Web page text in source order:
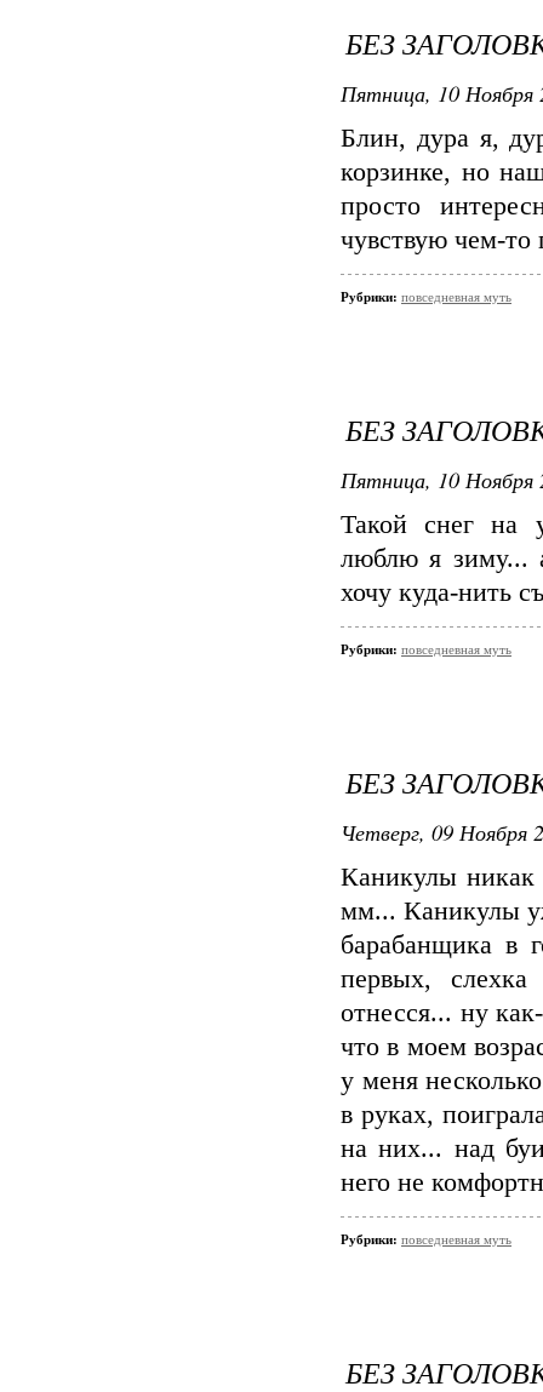
БЕЗ
Пятница, 10 Ноября
Блин, дура я,
корзинке, но
просто
чувствую чем-то
Рубрики: повседневная муть
БЕЗ
Пятница, 10 Ноября
Такой снег на
люблю я зиму...
хочу куда-нить
Рубрики: повседневная муть
БЕЗ
Четверг, 09 Ноября
Каникулы никак
мм... Каникулы
барабанщика в
первых,
отнесся... ну
что в моем
у меня
в руках,
на них... над
него не
Рубрики: повседневная муть
БЕЗ